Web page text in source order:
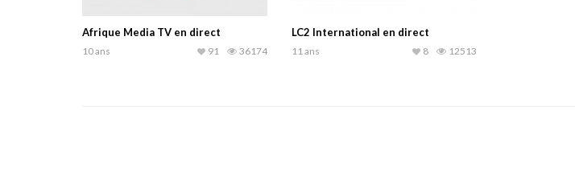
Afrique Media TV en direct
10 ans 36174
91
LC2 International en direct
11 ans 12513
8